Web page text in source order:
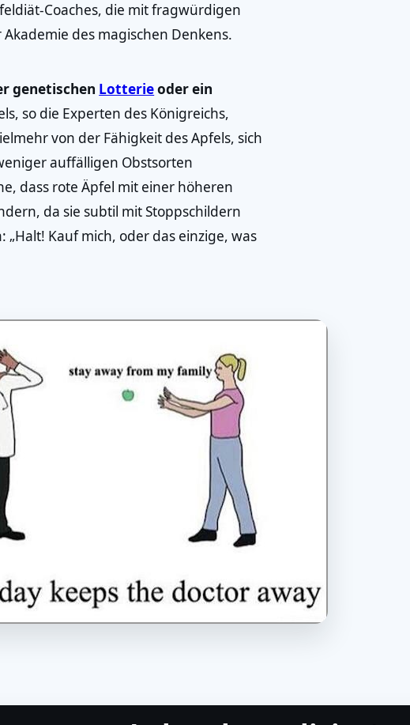
Coaches, die mit fragwürdigen
des magischen Denkens.
genetischen Lotterieoder ein
so die Experten des Königreichs,
von der Fähigkeit des Apfels, sich
auffälligen Obstsorten
dass rote Äpfel mit einer höheren
da sie subtil mit Stoppschildern
Kauf mich, oder das einzige, was